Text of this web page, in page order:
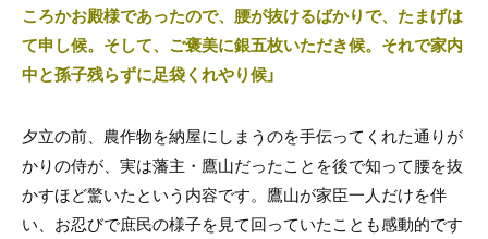
ころかお殿様であったので、腰が抜けるばかりで、たまげは
て申し候。そして、ご褒美に銀五枚いただき候。それで家内
中と孫子残らずに足袋くれやり候」
夕立の前、農作物を納屋にしまうのを手伝ってくれた通りが
かりの侍が、実は藩主・鷹山だったことを後で知って腰を抜
かすほど驚いたという内容です。鷹山が家臣一人だけを伴
い、お忍びで庶民の様子を見て回っていたことも感動的です